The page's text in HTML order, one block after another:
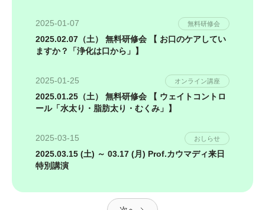
2025-01-07 無料研修会
2025.02.07（土） 無料研修会 【 お口のケアしてい
ますか？「浄化は口から」】
2025-01-25 オンライン講座
2025.01.25（土） 無料研修会 【 ウェイトコントロ
ール「水太り・脂肪太り・むくみ」】
2025-03-15 おしらせ
2025.03.15 (土) ～ 03.17 (月) Prof.カウマディ来日
特別講演